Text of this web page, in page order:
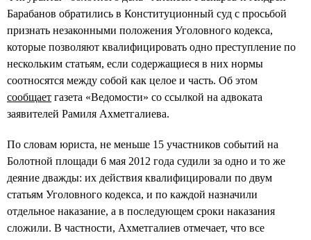
Барабанов обратились в Конституционный суд с просьбой
признать незаконными положения Уголовного кодекса,
которые позволяют квалифицировать одно преступление по
нескольким статьям, если содержащиеся в них нормы
соотносятся между собой как целое и часть. Об этом
сообщает газета «Ведомости» со ссылкой на адвоката
заявителей Рамиля Ахметгалиева.
По словам юриста, не меньше 15 участников событий на
Болотной площади 6 мая 2012 года судили за одно и то же
деяние дважды: их действия квалифицировали по двум
статьям Уголовного кодекса, и по каждой назначили
отдельное наказание, а в последующем сроки наказания
сложили. В частности, Ахметгалиев отмечает, что все